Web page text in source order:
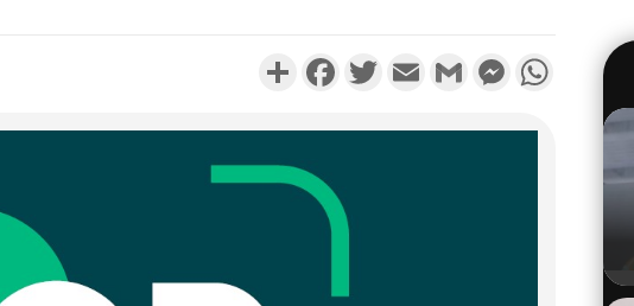
PartagerFacebookTwitterEmail Gmail MessengerWhatsApp
Côte d'Ivoire : Man, deux
personnes périssent dans un